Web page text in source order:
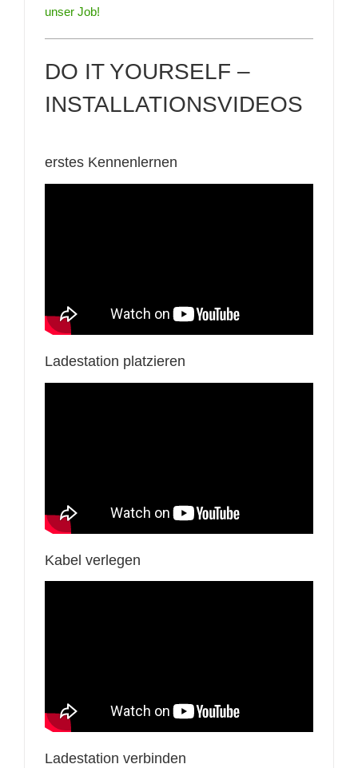
unser Job!
DO IT YOURSELF –
INSTALLATIONSVIDEOS
erstes Kennenlernen
Ladestation platzieren
Kabel verlegen
Ladestation verbinden